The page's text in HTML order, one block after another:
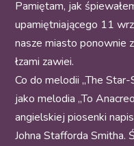
Pamiętam, jak
upamiętniającego 11
nasze miasto ponownie
łzami zawiei.
Co do melodii „The Star-
jako melodia „To
angielskiej piosenki
Johna Stafforda Smitha.